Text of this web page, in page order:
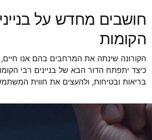
חושבים מחדש על
הקומות
הקורונה שינתה את המרחבים בהם אנו
כיצד יתפתח הדור הבא של בניינים רבי
בריאות ובטיחות, ולהעצים את חווית